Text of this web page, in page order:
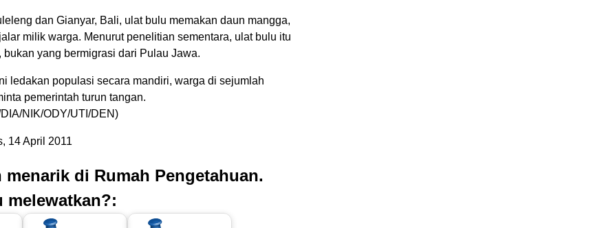
dan Gianyar, Bali, ulat bulu memakan daun mangga,
milik warga. Menurut penelitian sementara, ulat bulu itu
yang bermigrasi dari Pulau Jawa.
ledakan populasi secara mandiri, warga di sejumlah
pemerintah turun tangan.
NIK/ODY/UTI/DEN)
14 April 2011
di Rumah Pengetahuan.
melewatkan?: